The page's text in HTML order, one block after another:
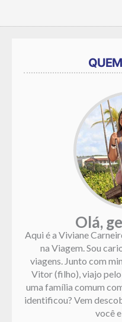
Olá,
Aqui é a Viviane
na Viagem. Sou
viagens. Junto com
Vitor (filho), viajo pelo
uma família comum
identificou? Vem
você